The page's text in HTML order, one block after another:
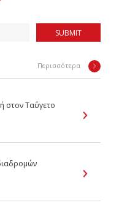
SUBMIT
Περισσότερα
στον Ταΰγετο